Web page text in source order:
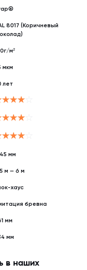
8017 (Коричневый
м²
мкм
лет
мм
м — 6 м
хаус
бревна
мм
мм
в наших